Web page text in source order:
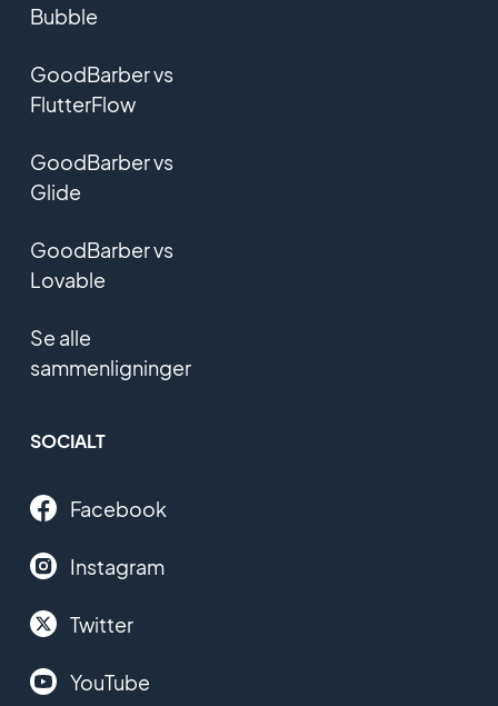
Bubble
GoodBarber vs
FlutterFlow
GoodBarber vs
Glide
GoodBarber vs
Lovable
Se alle
sammenligninger
SOCIALT
Facebook
Instagram
Twitter
YouTube